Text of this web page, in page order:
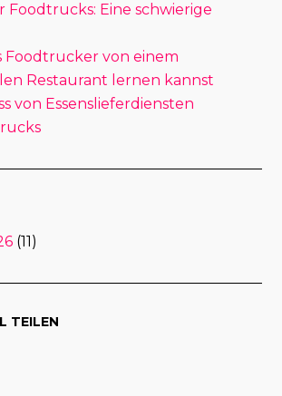
Foodtrucks: Eine schwierige
Foodtrucker von einem
Restaurant lernen kannst
von Essenslieferdiensten
(11)
TEILEN